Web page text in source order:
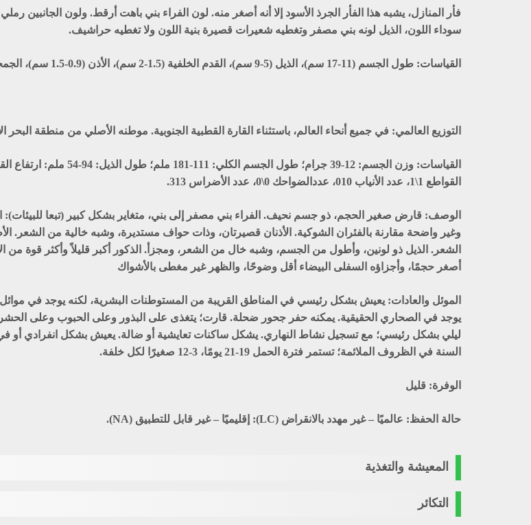
فأر المنازل، يشبه هذا الفأر الجرذ الأسود إلا أنه أصغر منه. لون الفراء بني باهت أرقط. ولون الجانبين
سوداء اللون، الذيل لونه بني مصفر وتغطيه شعيرات قصيرة بنية اللون ولا تغطيه حراشيف.
القياسات: طول الجسم (11-17 سم)، الذيل (5-9 سم)، القدم الخلفية (1.5-2 سم)، الأذن (0.9-1.5 سم)، الجمجمة (1.7-2.4 سم).
التوزيع العالمي: في جميع أنحاء العالم، باستثناء القارة القطبية الجنوبية. موطنه الأصلي من منطقة
القياسات:
القواطع 1\1، عدد الأنياب 010، عددالضواحك 0\0، عدد الأضراس 313.
الوصف: قارض صغير الحجم، ذو جسم نحيف. الفراء بني مصفر إلى بني، متغاير بشكل كبير (تبعا للبيئات):
وغير واضحة مقارنة بالفئران الشوكية. الأذنان قصيرتان، وذات حواف مستديرة، وشبه خالية من الشعر.
الشعر. الذيل ذو لونين، وأطول من الجسم، وشبه خال من الشعر، ومجزأ. الذكور أكبر قليلاً وأكثر قوة من
أصغر حجمًا، وأجزاؤه السفلى البيضاء أقل وضوحًا، والظهر غير مغطى بالأشواك
الموئل والعادات: يعيش بشكل رئيسي في المناطق القريبة من المستوطنات البشرية، لكنه يوجد في
يوجد في الصحاري الحقيقية. يمكنه حفر جحور ضحلة. قارت؛ يتغذى على البذور وعلى الحبوب وعلى
السنة في الظروف الملائمة؛ تستمر فترة الحمل 19-21 يومًا، 3-12 صغيرًا لكل خلفة.
الوفرة: قليل
حالة الحفظ: عالميًا – غير مهدد بالانقراض (LC): إقليميًا – غير قابل للتطبيق (NA).
المعيشة والتغذية
التكائر